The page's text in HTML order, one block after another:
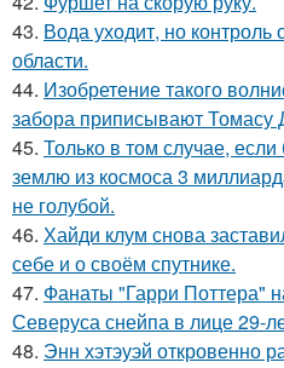
43. Вода уходит, но контроль
области.
44. Изобретение такого
забора приписывают
45. Только в том случае,
землю из космоса 3
не голубой.
46. Хайди клум снова
себе и о своём спутнике.
47. Фанаты "Гарри Поттера"
Северуса снейпа в лице 29-
48. Энн хэтэуэй откровенно